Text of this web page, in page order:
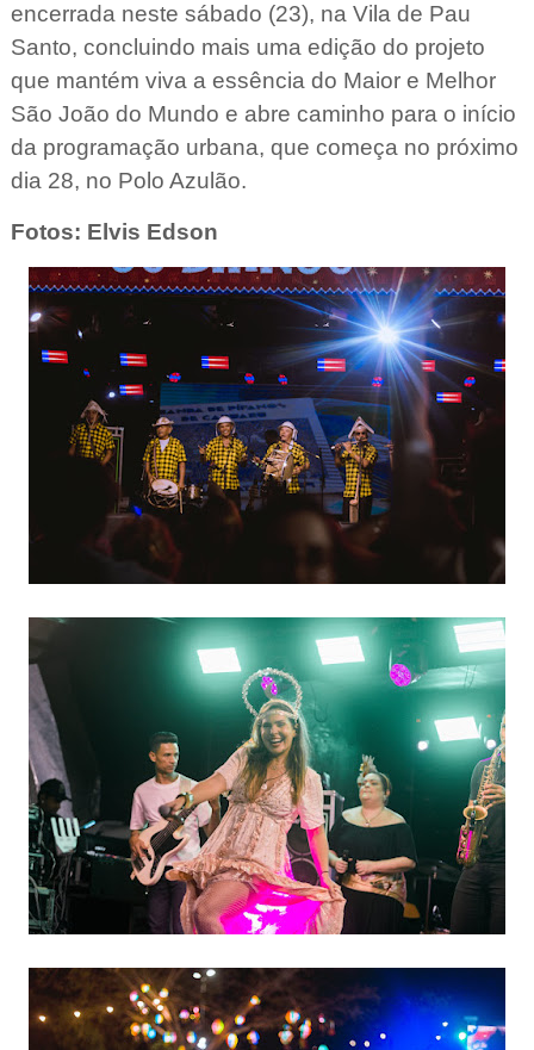
encerrada neste sábado (23), na Vila de Pau
Santo, concluindo mais uma edição do projeto
que mantém viva a essência do Maior e Melhor
São João do Mundo e abre caminho para o início
da programação urbana, que começa no próximo
dia 28, no Polo Azulão.
Fotos: Elvis Edson